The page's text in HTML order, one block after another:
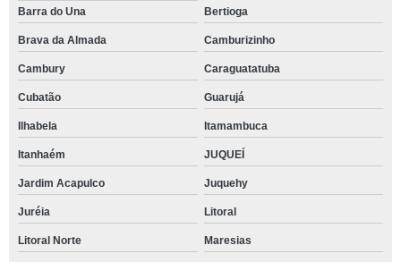
Barra do Una
Bertioga
Brava da Almada Camburizinho
Cambury Caraguatatuba
Cubatão Guarujá
Ilhabela Itamambuca
Itanhaém JUQUEÍ
Jardim Acapulco Juquehy
Juréia Litoral
Litoral Norte Maresias